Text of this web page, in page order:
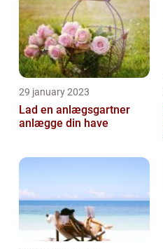
29 january 2023
Lad en anlægsgartner
anlægge din have